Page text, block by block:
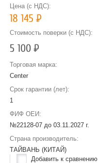
Цена (с НДС):
18 145Р
Стоимость поверки (с НДС):
5 100Р
Торговая марка:
Center
Срок гарантии (лет):
1
ФИФ ОЕИ:
№22128-07 до 03.11.2027 г.
Страна производитель:
ТАЙВАНЬ (КИТАЙ)
Добавить к сравнению